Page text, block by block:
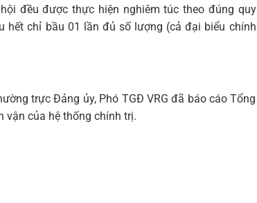
đều được thực hiện nghiêm túc theo đúng quy
hết chỉ bầu 01 lần đủ số lượng (cả đại biểu chính
trực Đảng ủy, Phó TGĐ VRG đã báo cáo Tổng
vận của hệ thống chính trị.